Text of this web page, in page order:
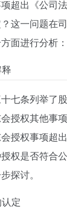
超出《公司
这一问题在
面进行分析：
十七条列举了
授权其他事
授权事项超
权是否符合
探讨。
定